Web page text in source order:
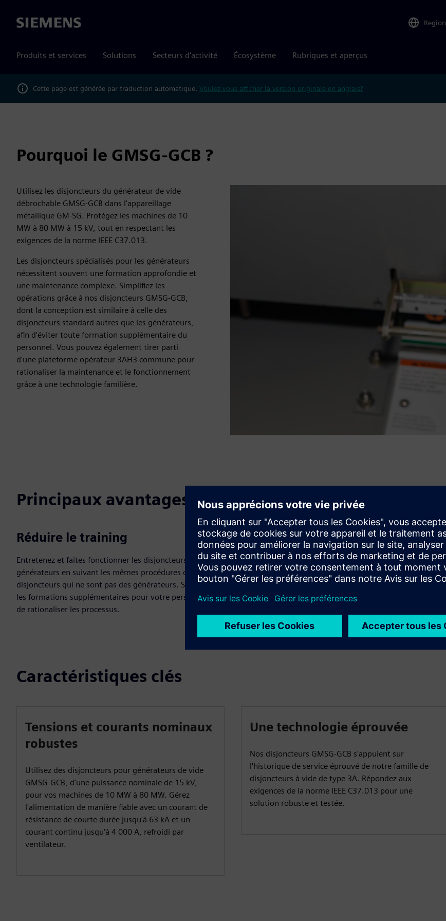
Siemens Region
Produits et services Solutions Secteurs d'activité Écosystème Rubriques et aperçus
Cette page est générée par traduction automatique. Voulez-vous afficher la version originale en anglais?
Pourquoi le GMSG-GCB ?
Utilisez les disjoncteurs du générateur de vide
débrochable GMSG-GCB dans l'appareillage
métallique GM-SG. Protégez les machines de 10
MW à 80 MW à 15 kV, tout en respectant les
exigences de la norme IEEE C37.013.
Les disjoncteurs spécialisés pour les générateurs
nécessitent souvent une formation approfondie et
une maintenance complexe. Simplifiez les
opérations grâce à nos disjoncteurs GMSG-GCB,
dont la conception est similaire à celle des
disjoncteurs standard autres que les générateurs,
afin d'éviter toute formation supplémentaire du
personnel. Vous pouvez également tirer parti
d'une plateforme opérateur 3AH3 commune pour
rationaliser la maintenance et le fonctionnement
grâce à une technologie familière.
Principaux avantages
Réduire le training
Entretenez et faites fonctionner les disjoncteurs des
générateurs en suivant les mêmes procédures que les
disjoncteurs qui ne sont pas des générateurs. Supprimez
les formations supplémentaires pour votre personnel afin
de rationaliser les processus.
Améliorer la sécurité
Disjoncteurs GMSG en rack à distance à l'aide du système
de rayonnage électrique intégré Siemens (SIERS). Fournir
une protection supplémentaire au personnel contre
l'exposition aux arcs électriques afin de réduire les besoins
Caractéristiques clés
Tensions et courants nominaux
robustes
Utilisez des disjoncteurs pour générateurs de vide
GMSG-GCB, d'une puissance nominale de 15 kV,
pour vos machines de 10 MW à 80 MW. Gérez
l'alimentation de manière fiable avec un courant de
résistance de courte durée jusqu'à 63 kA et un
courant continu jusqu'à 4 000 A, refroidi par
ventilateur.
Une technologie éprouvée
Nos disjoncteurs GMSG-GCB s'appuient sur
l'historique de service éprouvé de notre famille de
disjoncteurs à vide de type 3A. Répondez aux
exigences de la norme IEEE C37.013 pour une
solution robuste et testée.